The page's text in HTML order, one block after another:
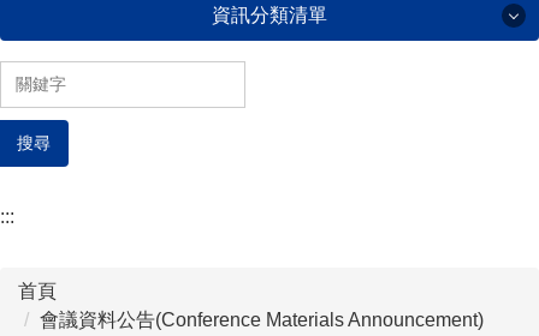
資訊分類清單
認識貢小(About our school)
貢小團隊(Administrative team)
下載專區(Download zone)
搜尋
:::
首頁
會議資料公告(Conference Materials Announcement)